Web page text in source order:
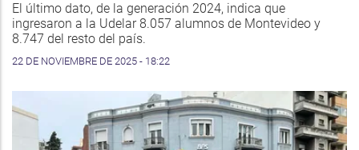
El último dato, de la generación 2024, indica que
ingresaron a la Udelar 8.057 alumnos de Montevideo y
8.747 del resto del país.
22 DE NOVIEMBRE DE 2025 - 18:22